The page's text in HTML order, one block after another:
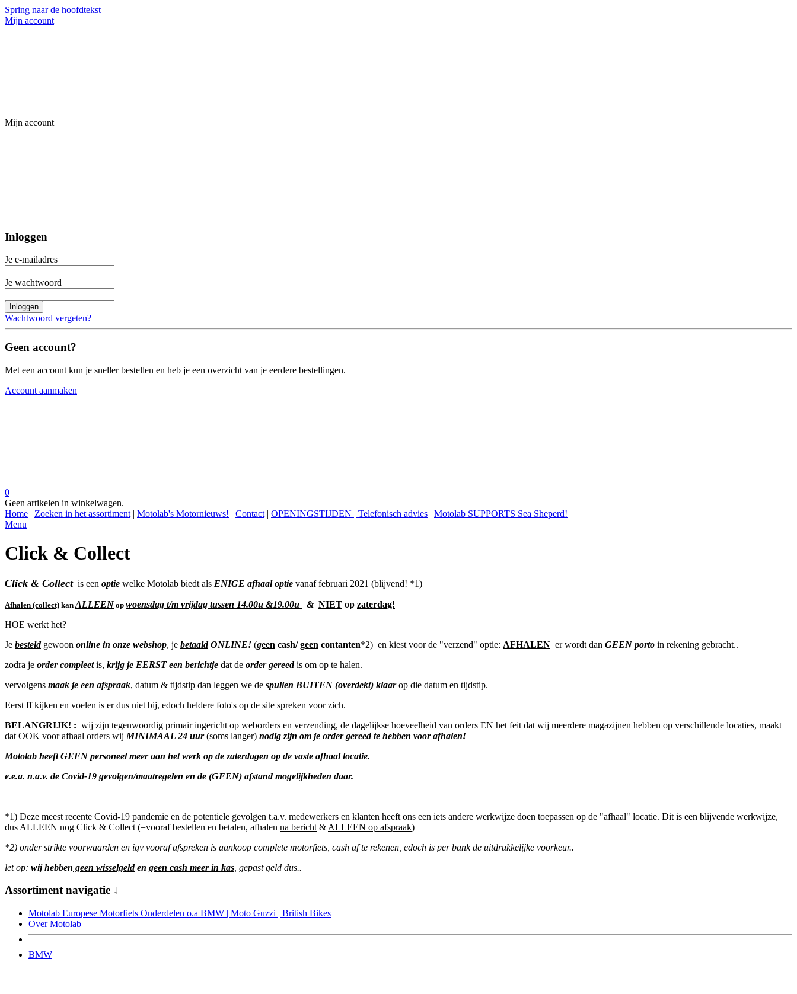
Spring naar de hoofdtekst
Mijn account
Mijn account
Inloggen
Je e-mailadres
Je wachtwoord
Inloggen
Wachtwoord vergeten?
Geen account?
Met een account kun je sneller bestellen en heb je een overzicht van je eerdere bestellingen.
Account aanmaken
0
Geen artikelen in winkelwagen.
Home | Zoeken in het assortiment | Motolab's Motornieuws! | Contact | OPENINGSTIJDEN | Telefonisch advies | Motolab SUPPORTS Sea Sheperd!
Menu
Click & Collect
Click & Collectis een optie welke Motolab biedt als ENIGE afhaal optie vanaf februari 2021 (blijvend! *1)
Afhalen (collect) kan ALLEEN op woensdag t/m vrijdag tussen 14.00u &19.00u & NIET op zaterdag!
HOE werkt het?
Je besteldgewoon online in onze webshop, je betaaldONLINE! (geen cash/geen contanten*2) en kiest voor de "verzend" optie: AFHALEN er wordt dan GEEN porto in rekening gebracht..
zodra je order compleetis, krijg je EERST een berichtje dat de order gereedis om op te halen.
vervolgens maak je een afspraak, datum & tijdstip dan leggen we de spullen BUITEN (overdekt) klaarop die datum en tijdstip.
Eerst ff kijken en voelen is er dus niet bij, edoch heldere foto's op de site spreken voor zich.
BELANGRIJK! : wij zijn tegenwoordig primair ingericht op weborders en verzending, de dagelijkse hoeveelheid van orders EN het feit dat wij meerdere magazijnen hebben op verschillende locaties, maakt
dat OOK voor afhaal orders wij MINIMAAL 24 uur(soms langer) nodig zijn om je order gereed te hebben voor afhalen!
Motolab heeft GEEN personeel meer aan het werk op de zaterdagen op de vaste afhaal locatie.
e.e.a. n.a.v. de Covid-19 gevolgen/maatregelen en de (GEEN) afstand mogelijkheden daar.
*1) Deze meest recente Covid-19 pandemie en de potentiele gevolgen t.a.v. medewerkers en klanten heeft ons een iets andere werkwijze doen toepassen op de "afhaal" locatie. Dit is een blijvende werkwijze,
dus ALLEEN nog Click & Collect (=vooraf bestellen en betalen, afhalen na bericht & ALLEEN op afspraak)
*2) onder strikte voorwaarden en igv vooraf afspreken is aankoop complete motorfiets, cash af te rekenen, edoch is per bank de uitdrukkelijke voorkeur..
let op: wij hebben geen wisselgelden geen cash meer in kas , gepast geld dus..
Assortiment navigatie ↓
Motolab Europese Motorfiets Onderdelen o.a BMW | Moto Guzzi | British Bikes
Over Motolab
BMW